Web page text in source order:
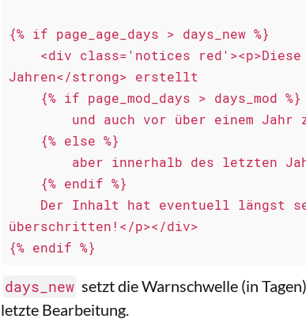
{% if page_age_days > days_new %}
Jahren</strong> erstellt
überschritten!</p></div>
{% endif %}
days_new setzt die Warnschwelle (in
letzte Bearbeitung.